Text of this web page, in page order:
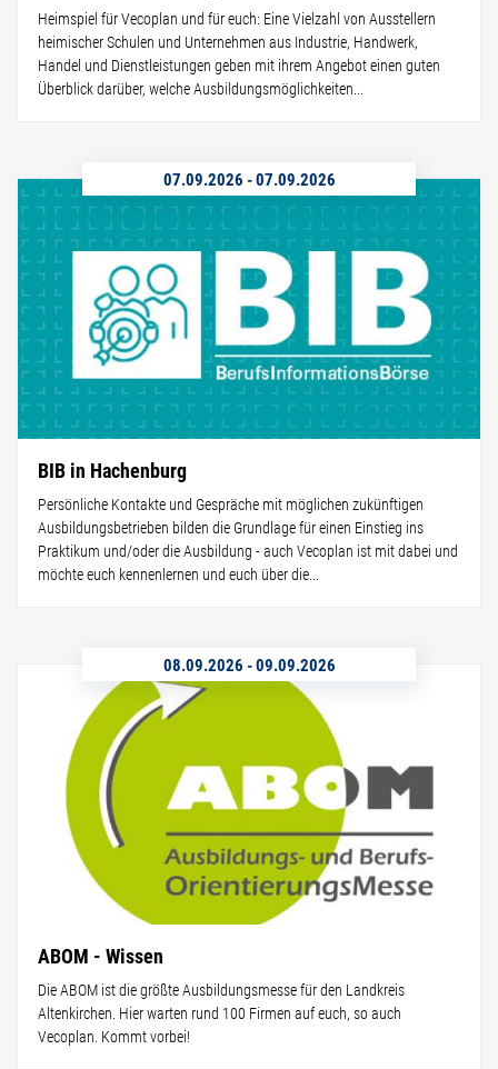
Heimspiel für Vecoplan und für euch: Eine Vielzahl von Ausstellern
heimischer Schulen und Unternehmen aus Industrie, Handwerk,
Handel und Dienstleistungen geben mit ihrem Angebot einen guten
Überblick darüber, welche Ausbildungsmöglichkeiten...
07.09.2026 -07.09.2026
BIB in Hachenburg
Persönliche Kontakte und Gespräche mit möglichen zukünftigen
Ausbildungsbetrieben bilden die Grundlage für einen Einstieg ins
Praktikum und/oder die Ausbildung - auch Vecoplan ist mit dabei und
möchte euch kennenlernen und euch über die...
08.09.2026 -09.09.2026
ABOM - Wissen
Die ABOM ist die größte Ausbildungsmesse für den Landkreis
Altenkirchen. Hier warten rund 100 Firmen auf euch, so auch
Vecoplan. Kommt vorbei!